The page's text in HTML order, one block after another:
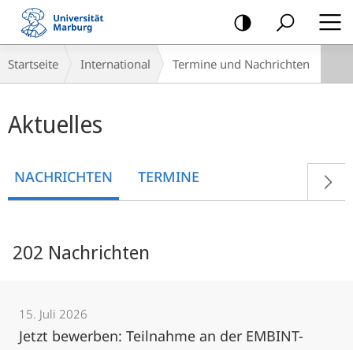
Mobile-
Navigation
Breadcrumb-
Navigation
Startseite International Termine und Nachrichten
Aktuelles
NACHRICHTEN TERMINE
202 Nachrichten
15. Juli 2026
Jetzt bewerben: Teilnahme an der EMBINT-